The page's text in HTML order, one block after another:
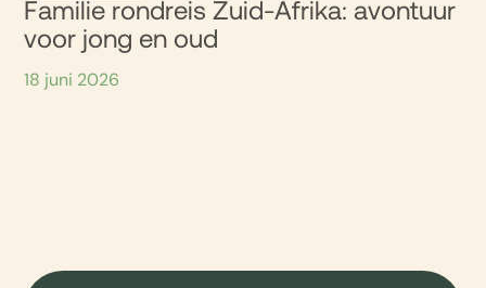
Familie rondreis Zuid-Afrika: avontuur
voor jong en oud
18 juni 2026